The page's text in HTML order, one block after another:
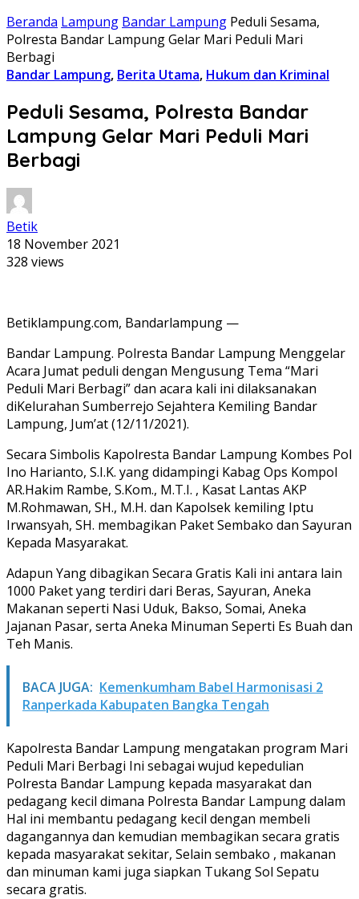
Beranda Lampung Bandar Lampung Peduli Sesama,
Polresta Bandar Lampung Gelar Mari Peduli Mari
Berbagi
Bandar Lampung, Berita Utama, Hukum dan Kriminal
Peduli Sesama, Polresta Bandar
Lampung Gelar Mari Peduli Mari
Berbagi
Betik
18 November 2021
328 views
Betiklampung.com, Bandarlampung —
Bandar Lampung. Polresta Bandar Lampung Menggelar
Acara Jumat peduli dengan Mengusung Tema “Mari
Peduli Mari Berbagi” dan acara kali ini dilaksanakan
diKelurahan Sumberrejo Sejahtera Kemiling Bandar
Lampung, Jum’at (12/11/2021).
Secara Simbolis Kapolresta Bandar Lampung Kombes Pol
Ino Harianto, S.I.K. yang didampingi Kabag Ops Kompol
AR.Hakim Rambe, S.Kom., M.T.I. , Kasat Lantas AKP
M.Rohmawan, SH., M.H. dan Kapolsek kemiling Iptu
Irwansyah, SH. membagikan Paket Sembako dan Sayuran
Kepada Masyarakat.
Adapun Yang dibagikan Secara Gratis Kali ini antara lain
1000 Paket yang terdiri dari Beras, Sayuran, Aneka
Makanan seperti Nasi Uduk, Bakso, Somai, Aneka
Jajanan Pasar, serta Aneka Minuman Seperti Es Buah dan
Teh Manis.
BACA JUGA: Kemenkumham Babel Harmonisasi 2
Ranperkada Kabupaten Bangka Tengah
Kapolresta Bandar Lampung mengatakan program Mari
Peduli Mari Berbagi Ini sebagai wujud kepedulian
Polresta Bandar Lampung kepada masyarakat dan
pedagang kecil dimana Polresta Bandar Lampung dalam
Hal ini membantu pedagang kecil dengan membeli
dagangannya dan kemudian membagikan secara gratis
kepada masyarakat sekitar, Selain sembako , makanan
dan minuman kami juga siapkan Tukang Sol Sepatu
secara gratis.